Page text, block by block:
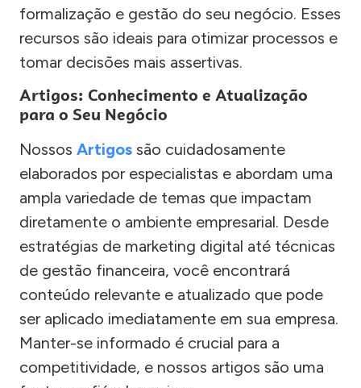
formalização e gestão do seu negócio. Esses
recursos são ideais para otimizar processos e
tomar decisões mais assertivas.
Artigos: Conhecimento e Atualização
para o Seu Negócio
Nossos Artigos são cuidadosamente
elaborados por especialistas e abordam uma
ampla variedade de temas que impactam
diretamente o ambiente empresarial. Desde
estratégias de marketing digital até técnicas
de gestão financeira, você encontrará
conteúdo relevante e atualizado que pode
ser aplicado imediatamente em sua empresa.
Manter-se informado é crucial para a
competitividade, e nossos artigos são uma